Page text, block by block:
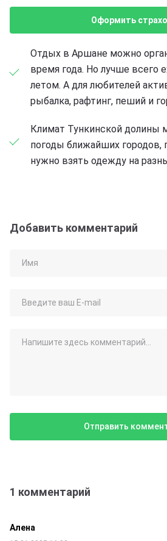
Оформить
Отдых в Аршане можно
время года. Но лучше всего
летом. А для любителей
рыбалка, рафтинг, пеший и
Климат Тункинской долины
погоды ближайших городов,
нужно взять одежду на
Добавить комментарий
1 комментарий
Алена